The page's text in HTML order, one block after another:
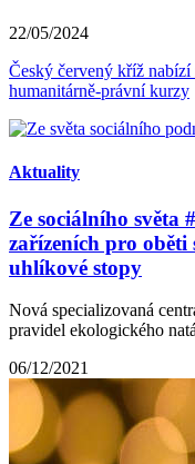
22/05/2024
Český červený kříž
humanitárně-právní kurzy
Aktuality
Ze sociálního světa
zařízeních pro oběti
uhlíkové stopy
Nová specializovaná
pravidel ekologického
06/12/2021